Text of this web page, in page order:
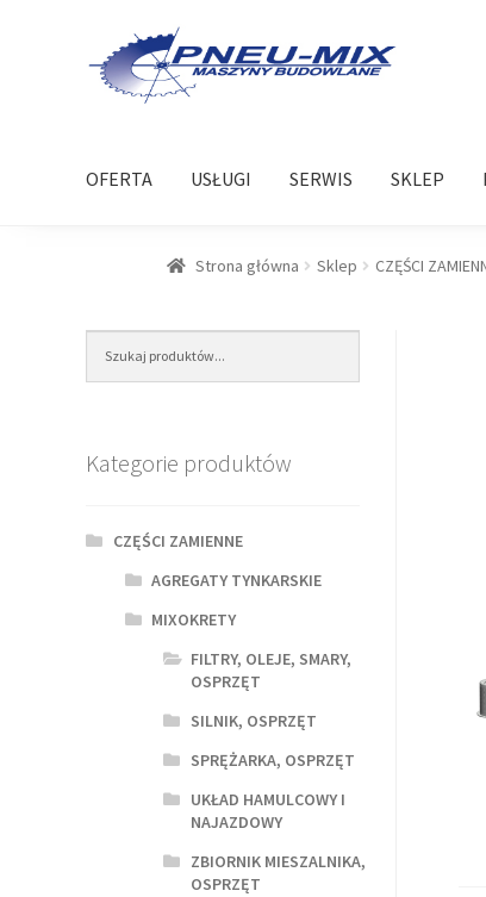
Przejdź
do
nawigacji
Przejdź
do
treści
OFERTA USŁUGI SERWIS SKLEP
Strona główna Sklep CZĘŚCI
Kategorie produktów
CZĘŚCI ZAMIENNE
AGREGATY TYNKARSKIE
MIXOKRETY
FILTRY, OLEJE, SMARY,
OSPRZĘT
SILNIK, OSPRZĘT
SPRĘŻARKA, OSPRZĘT
UKŁAD HAMULCOWY I
NAJAZDOWY
ZBIORNIK MIESZALNIKA,
OSPRZĘT